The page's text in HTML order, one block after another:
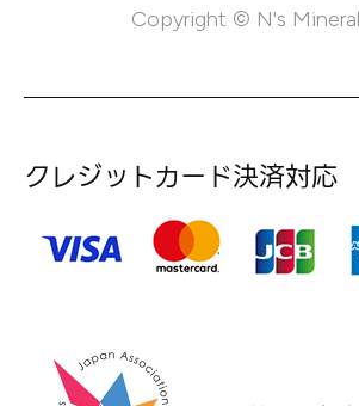
Copyright © N's
クレジットカード決済対応